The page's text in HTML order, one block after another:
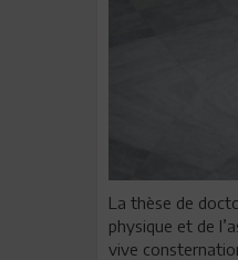
La thèse de
physique et de
vive